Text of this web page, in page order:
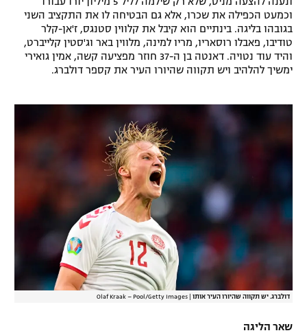
וכמעט הכפילה את שכרו, אלא גם הבטיחה לו את התקציב השני
בגובהו בליגה. בינתיים הוא קיבל את קלווין סטנגס, ז'אן-קלר
טודיבו, פאבלו רוסאריו, מריו למינה, מלווין באר וג'סטין קלייברט,
והיד עוד נטויה. דאנטה בן ה-37 חוזר מפציעה קשה, אמין גואירי
ימשיך להלהיב ויש תקווה שהיורו העיר את קספר דולברג.
דולברג. יש תקווה שהיורו העיר אותו Olaf Kraak – Pool/Getty Images
שאר הליגה